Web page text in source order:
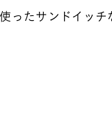
ったサンドイッ